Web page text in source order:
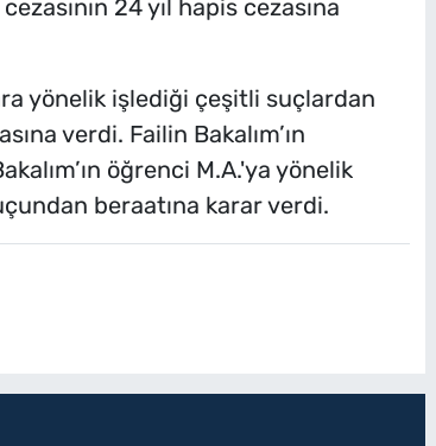
24 yıl hapis cezasına
yönelik işlediği çeşitli suçlardan
verdi. Failin Bakalım’ın
öğrenci M.A.'ya yönelik
beraatına karar verdi.